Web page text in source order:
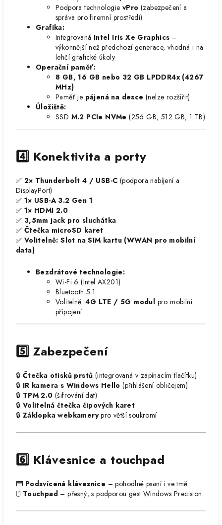
Podpora technologie vPro (zabezpečení a
správa pro firemní prostředí)
Grafika:
Integrovaná Intel Iris Xe Graphics –
výkonnější než předchozí generace, vhodná i na
lehčí grafické úkoly
Operační paměť:
8 GB, 16 GB nebo 32 GB LPDDR4x (4267
MHz)
Paměť je pájená na desce (nelze rozšířit)
Úložiště:
SSD M.2 PCIe NVMe (256 GB, 512 GB, 1 TB)
4️⃣ Konektivita a porty
✅ 2× Thunderbolt 4 / USB-C (podpora nabíjení a
DisplayPort)
✅ 1× USB-A 3.2 Gen 1
✅ 1× HDMI 2.0
✅ 3,5mm jack pro sluchátka
✅ Čtečka microSD karet
✅ Volitelně: Slot na SIM kartu (WWAN pro mobilní
data)
Bezdrátové technologie:
Wi-Fi 6 (Intel AX201)
Bluetooth 5.1
Volitelně:4G LTE / 5G modul pro mobilní
připojení
5️⃣ Zabezpečení
🔒 Čtečka otisků prstů (integrovaná v zapínacím tlačítku)
🔒 IR kamera s Windows Hello (přihlášení obličejem)
🔒 TPM 2.0 (šifrování dat)
🔒 Volitelná čtečka čipových karet
🔒 Záklopka webkamerypro větší soukromí
6️⃣ Klávesnice a touchpad
⌨️ Podsvícená klávesnice – pohodlné psaní i ve tmě
🖱️ Touchpad – přesný, s podporou gest Windows Precision